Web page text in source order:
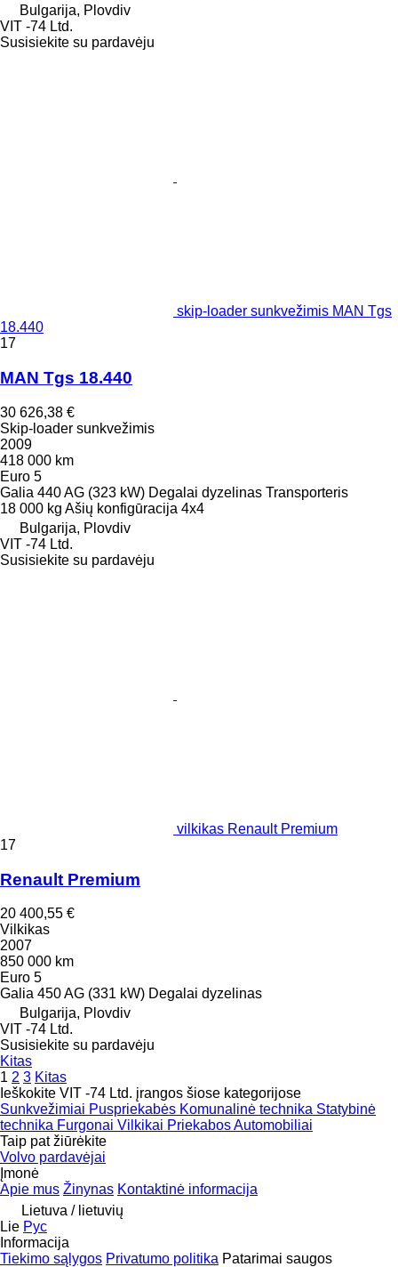
Bulgarija, Plovdiv
VIT -74 Ltd.
Susisiekite su pardavėju
skip-loader sunkvežimis MAN Tgs
18.440
17
MAN Tgs 18.440
30 626,38 €
Skip-loader sunkvežimis
2009
418 000 km
Euro 5
Galia 440 AG (323 kW) Degalai dyzelinas Transporteris
18 000 kg Ašių konfigūracija 4x4
Bulgarija, Plovdiv
VIT -74 Ltd.
Susisiekite su pardavėju
vilkikas Renault Premium
17
Renault Premium
20 400,55 €
Vilkikas
2007
850 000 km
Euro 5
Galia 450 AG (331 kW) Degalai dyzelinas
Bulgarija, Plovdiv
VIT -74 Ltd.
Susisiekite su pardavėju
Kitas
1 2 3 Kitas
Ieškokite VIT -74 Ltd. įrangos šiose kategorijose
Sunkvežimiai Puspriekabės Komunalinė technika Statybinė
technika Furgonai Vilkikai PriekabosAutomobiliai
Taip pat žiūrėkite
Volvo pardavėjai
Įmonė
Apie mus Žinynas Kontaktinė informacija
Lietuva / lietuvių
Lie Рус
Informacija
Tiekimo sąlygos Privatumo politika Patarimai saugos